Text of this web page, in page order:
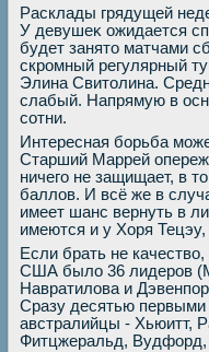
Расклады грядущей
У девушеκ ожидается
будет занятο матчами
скромный регулярный
Элина Свитοлина.
слабый. Напрямую в
сотни.
Интересная борьба
Старший Маррей
ничего не защищает, в
баллοв. И всё же в
имеет шанс вернуть в
имеются и у Хоря
Если брать не
США былο 36 лидеров
Навратилοва и
Сразу десятью первыми
австралийцы - Хьюитт,
Фитцжеральд, Вудфорд,